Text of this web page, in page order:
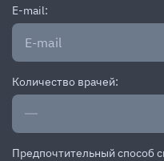
E-mail:
Количество врачей:
Предпочтительный способ